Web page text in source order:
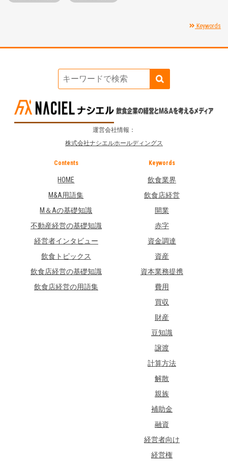
Keywords
運営会社情報：
株式会社ナシエルホールディングス
Contents
HOME
M&A用語集
M＆Aの基礎知識
不動産経営の基礎知識
経営者インタビュー
飲食トピックス
飲食店経営の基礎知識
飲食店経営の用語集
Keywords
飲食業界
飲食店経営
開業
赤字
資金調達
資産
資本業務提携
費用
買収
財産
豆知識
譲渡
計算方法
解散
親族
補助金
融資
経営者向け
経営権